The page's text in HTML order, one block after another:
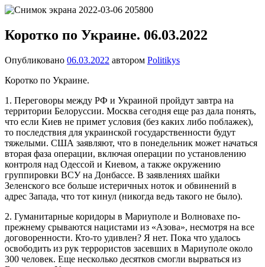
Перейти
содержимому
один
сайт
WordPress
Коротко по Украине. 06.03.2022
Опубликовано 06.03.2022 автором Politikys
Коротко по Украине.
1. Переговоры между РФ и Украиной пройдут завтра на
территории Белоруссии. Москва сегодня еще раз дала понять,
что если Киев не примет условия (без каких либо поблажек),
то последствия для украинской государственности будут
тяжелыми. США заявляют, что в понедельник может начаться
вторая фаза операции, включая операции по установлению
контроля над Одессой и Киевом, а также окружению
группировки ВСУ на Донбассе. В заявлениях шайки
Зеленского все больше истеричных ноток и обвинений в
адрес Запада, что тот кинул (никогда ведь такого не было).
2. Гуманитарные коридоры в Мариуполе и Волновахе по-
прежнему срываются нацистами из «Азова», несмотря на все
договоренности. Кто-то удивлен? Я нет. Пока что удалось
освободить из рук террористов засевших в Мариуполе около
300 человек. Еще несколько десятков смогли вырваться из